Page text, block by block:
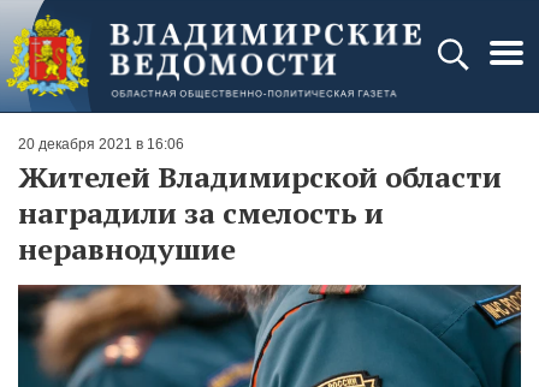
20 декабря 2021 в 16:06
Жителей Владимирской области
наградили за смелость и
неравнодушие